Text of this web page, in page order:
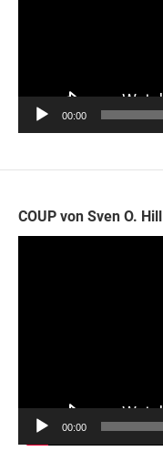
00:00
COUP von Sven O. Hill
00:00